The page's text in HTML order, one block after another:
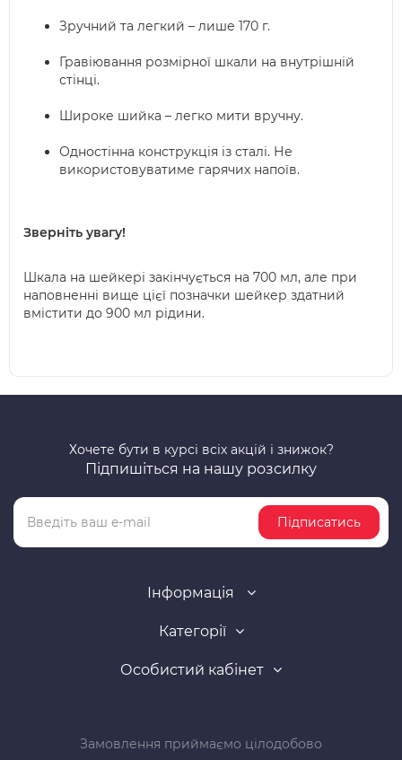
Зручний та легкий – лише 170 г.
Гравіювання розмірної шкали на внутрішній
стінці.
Широке шийка – легко мити вручну.
Одностінна конструкція із сталі. Не
використовуватиме гарячих напоїв.
Зверніть увагу!
Шкала на шейкері закінчується на 700 мл, але при
наповненні вище цієї позначки шейкер здатний
вмістити до 900 мл рідини.
Хочете бути в курсі всіх акцій і знижок?
Підпишіться на нашу розсилку
Підписатись
Інформація
Категорії
Особистий кабінет
Замовлення приймаємо цілодобово